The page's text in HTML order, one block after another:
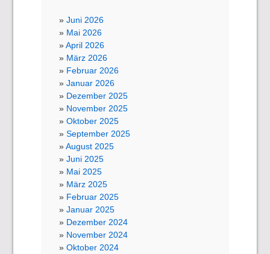
Juni 2026
Mai 2026
April 2026
März 2026
Februar 2026
Januar 2026
Dezember 2025
November 2025
Oktober 2025
September 2025
August 2025
Juni 2025
Mai 2025
März 2025
Februar 2025
Januar 2025
Dezember 2024
November 2024
Oktober 2024